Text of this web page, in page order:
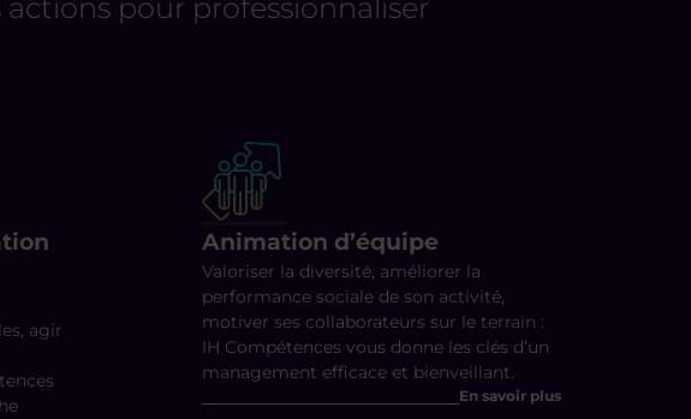
pour professionnaliser
agir
Animation d’équipe
Valoriser la diversité, améliorer la
performance sociale de son activité,
motiver ses collaborateurs sur le terrain :
IH Compétences vous donne les clés d’un
management efficace et bienveillant.
En savoir plus